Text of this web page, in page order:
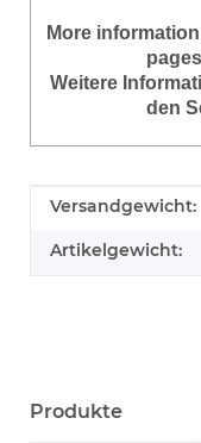
More
Weitere
den
Produkteigenschaft
Wert
Versandgewicht:
Artikelgewicht:
Produkte